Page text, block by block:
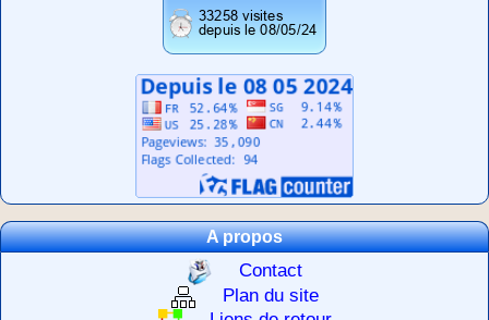
A propos
Contact
Plan du site